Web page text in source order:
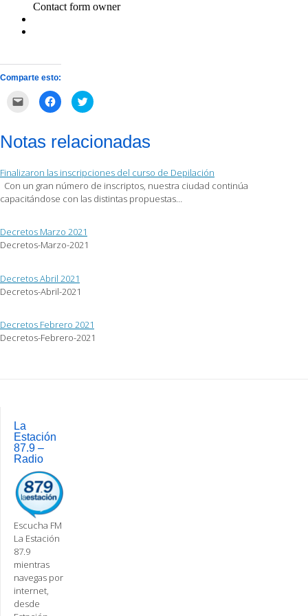
Comparte esto:
correo
electrónico
amigo
(Se
abre
en
Haz
clic
Facebook
(Se
una
ventana
nueva)
Haz
clic
en
Twitter
(Se
una
ventana
nueva)
Notas relacionadas
Finalizaron las inscripciones del curso de Depilación
Con un gran número de inscriptos, nuestra ciudad continúa
capacitándose con las distintas propuestas…
Decretos Marzo 2021
Decretos-Marzo-2021
Decretos Abril 2021
Decretos-Abril-2021
Decretos Febrero 2021
Decretos-Febrero-2021
navigation
La
Estación
87.9 –
Radio
Escucha FM
La Estación
87.9
mientras
navegas por
internet,
desde